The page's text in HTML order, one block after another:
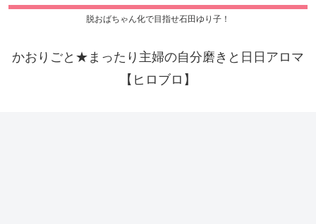
脱おばちゃん化で目指せ石田ゆり子！
かおりごと★まったり主婦の自分磨きと日日アロマ
【ヒロブロ】